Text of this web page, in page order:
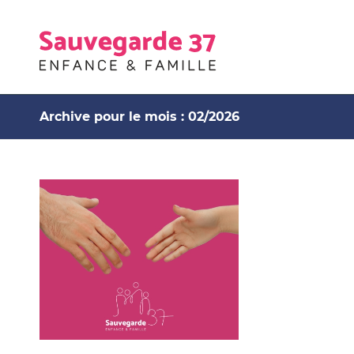
Archive pour le mois : 02/2026